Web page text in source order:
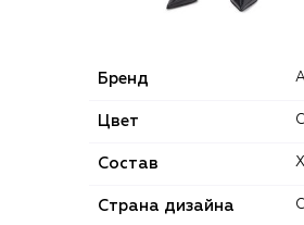
Бренд
Цвет
Состав
Страна дизайна